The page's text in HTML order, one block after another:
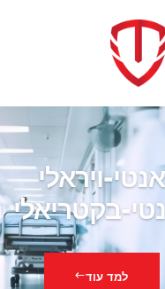
אנטי-ויראלי
בקטריאלי
למד עוד